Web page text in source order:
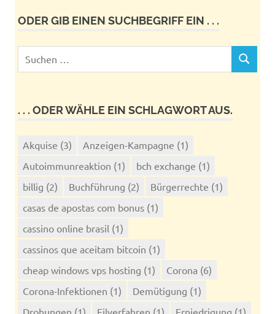
ODER GIB EINEN SUCHBEGRIFF EIN . . .
nach:
SUCHEN
. . . ODER WÄHLE EIN SCHLAGWORT AUS.
Akquise (3) Anzeigen-Kampagne (1)
Autoimmunreaktion (1) bch exchange (1)
billig (2) Buchführung (2) Bürgerrechte (1)
casas de apostas com bonus (1)
cassino online brasil (1)
cassinos que aceitam bitcoin (1)
cheap windows vps hosting (1) Corona (6)
Corona-Infektionen (1) Demütigung (1)
Drohungen (1) Eilverfahren (1) Erniedrigung (1)